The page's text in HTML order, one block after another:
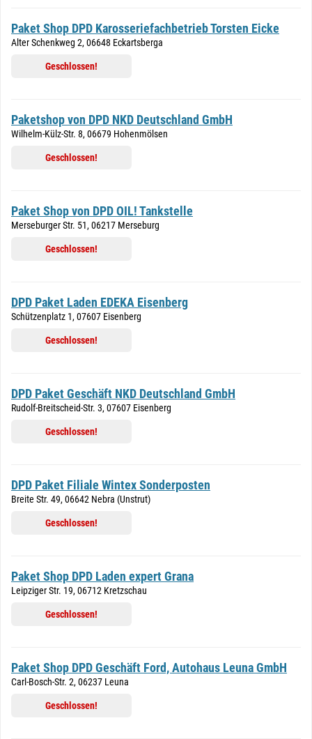
Paket Shop DPD Karosseriefachbetrieb Torsten Eicke
Alter Schenkweg 2, 06648 Eckartsberga
Geschlossen!
Paketshop von DPD NKD Deutschland GmbH
Wilhelm-Külz-Str. 8, 06679 Hohenmölsen
Geschlossen!
Paket Shop von DPD OIL! Tankstelle
Merseburger Str. 51, 06217 Merseburg
Geschlossen!
DPD Paket Laden EDEKA Eisenberg
Schützenplatz 1, 07607 Eisenberg
Geschlossen!
DPD Paket Geschäft NKD Deutschland GmbH
Rudolf-Breitscheid-Str. 3, 07607 Eisenberg
Geschlossen!
DPD Paket Filiale Wintex Sonderposten
Breite Str. 49, 06642 Nebra (Unstrut)
Geschlossen!
Paket Shop DPD Laden expert Grana
Leipziger Str. 19, 06712 Kretzschau
Geschlossen!
Paket Shop DPD Geschäft Ford, Autohaus Leuna GmbH
Carl-Bosch-Str. 2, 06237 Leuna
Geschlossen!